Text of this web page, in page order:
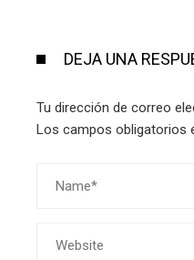
DEJA UNA
Tu dirección de correo
Los campos obligatorios